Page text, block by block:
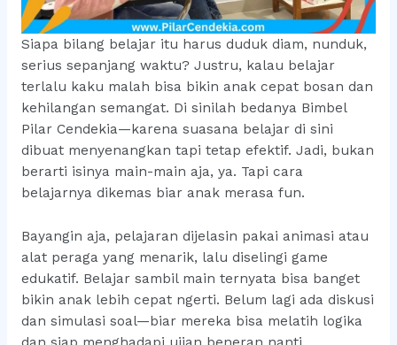
Siapa bilang belajar itu harus duduk diam, nunduk,
serius sepanjang waktu? Justru, kalau belajar
terlalu kaku malah bisa bikin anak cepat bosan dan
kehilangan semangat. Di sinilah bedanya Bimbel
Pilar Cendekia—karena suasana belajar di sini
dibuat menyenangkan tapi tetap efektif. Jadi, bukan
berarti isinya main-main aja, ya. Tapi cara
belajarnya dikemas biar anak merasa fun.
Bayangin aja, pelajaran dijelasin pakai animasi atau
alat peraga yang menarik, lalu diselingi game
edukatif. Belajar sambil main ternyata bisa banget
bikin anak lebih cepat ngerti. Belum lagi ada diskusi
dan simulasi soal—biar mereka bisa melatih logika